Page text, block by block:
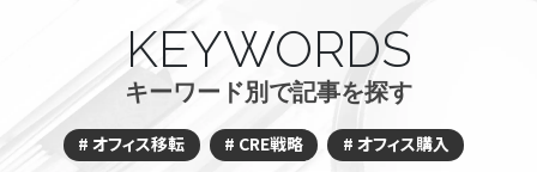
キーワード別で記事を探す
KEYWORDS
オフィス移転 CRE戦略
オフィス購入